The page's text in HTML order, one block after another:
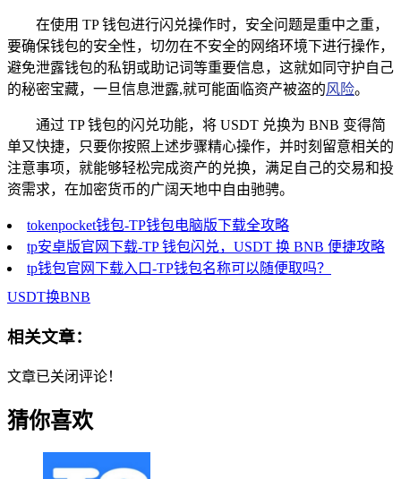
在使用 TP 钱包进行闪兑操作时，安全问题是重中之重，
要确保钱包的安全性，切勿在不安全的网络环境下进行操作，
避免泄露钱包的私钥或助记词等重要信息，这就如同守护自己
的秘密宝藏，一旦信息泄露,就可能面临资产被盗的风险。
通过 TP 钱包的闪兑功能，将 USDT 兑换为 BNB 变得简
单又快捷，只要你按照上述步骤精心操作，并时刻留意相关的
注意事项，就能够轻松完成资产的兑换，满足自己的交易和投
资需求，在加密货币的广阔天地中自由驰骋。
tokenpocket钱包-TP钱包电脑版下载全攻略
tp安卓版官网下载-TP 钱包闪兑，USDT 换 BNB 便捷攻略
tp钱包官网下载入口-TP钱包名称可以随便取吗？
USDT换BNB
相关文章：
文章已关闭评论！
猜你喜欢